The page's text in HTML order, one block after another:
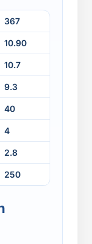
367
10.90
10.7
9.3
40
4
2.8
250